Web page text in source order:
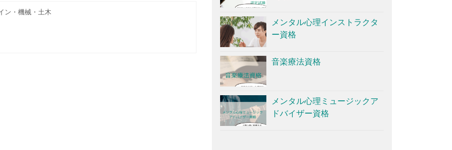
ン・機械・土木
メンタル心理インストラクタ
ー資格
音楽療法資格
メンタル心理ミュージックア
ドバイザー資格